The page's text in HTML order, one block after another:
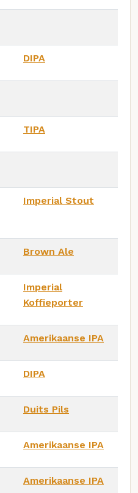
DIPA
TIPA
Imperial Stout
Brown Ale
Imperial
Koffieporter
Amerikaanse IPA
DIPA
Duits Pils
Amerikaanse IPA
Amerikaanse IPA